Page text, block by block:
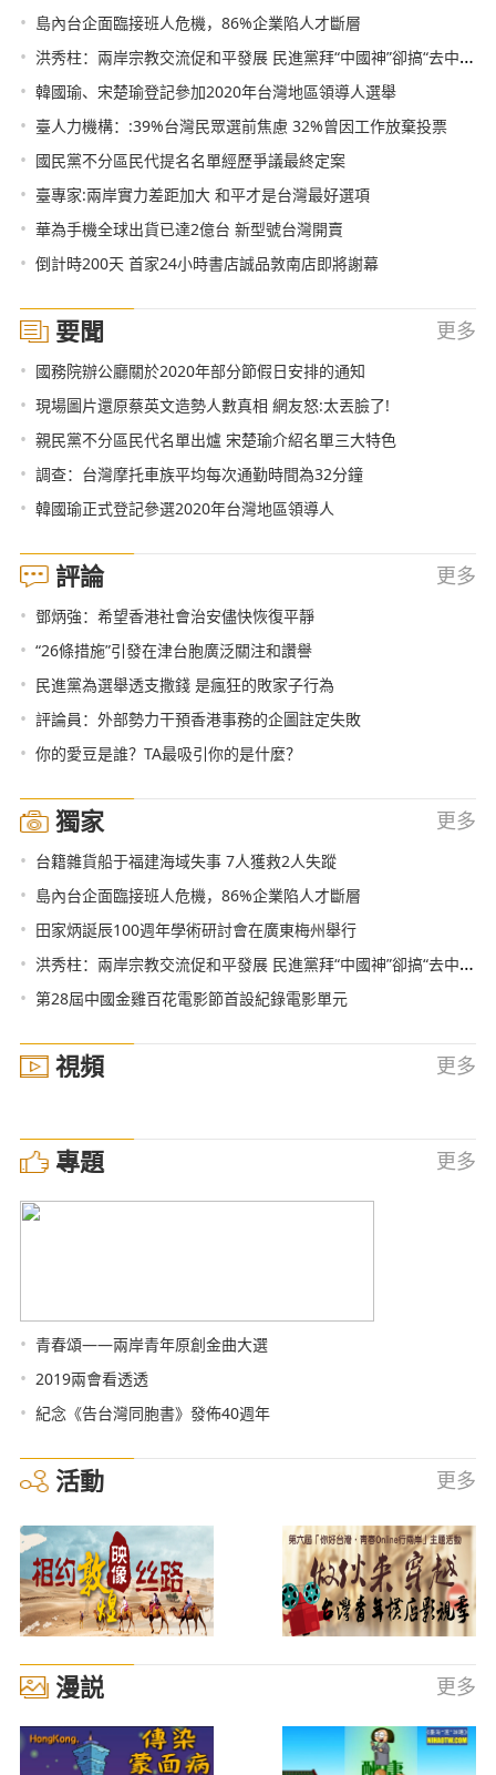
• 島內台企面臨接班人危機，86%企業陷人才斷層
• 洪秀柱：兩岸宗教交流促和平發展 民進黨拜“中國神”卻搞“去中國化”
• 韓國瑜、宋楚瑜登記參加2020年台灣地區領導人選舉
• 臺人力機構：:39%台灣民眾選前焦慮 32%曾因工作放棄投票
• 國民黨不分區民代提名名單經歷爭議最終定案
• 臺專家:兩岸實力差距加大 和平才是台灣最好選項
• 華為手機全球出貨已達2億台 新型號台灣開賣
• 倒計時200天 首家24小時書店誠品敦南店即將謝幕
要聞 更多
• 國務院辦公廳關於2020年部分節假日安排的通知
• 現場圖片還原蔡英文造勢人數真相 網友怒:太丟臉了!
• 親民黨不分區民代名單出爐 宋楚瑜介紹名單三大特色
• 調查：台灣摩托車族平均每次通勤時間為32分鐘
• 韓國瑜正式登記參選2020年台灣地區領導人
評論 更多
• 鄧炳強：希望香港社會治安儘快恢復平靜
• “26條措施”引發在津台胞廣泛關注和讚譽
• 民進黨為選舉透支撒錢 是瘋狂的敗家子行為
• 評論員：外部勢力干預香港事務的企圖註定失敗
• 你的愛豆是誰？TA最吸引你的是什麼？
獨家 更多
• 台籍雜貨船于福建海域失事 7人獲救2人失蹤
• 島內台企面臨接班人危機，86%企業陷人才斷層
• 田家炳誕辰100週年學術研討會在廣東梅州舉行
• 洪秀柱：兩岸宗教交流促和平發展 民進黨拜“中國神”卻搞“去中國化”
• 第28屆中國金雞百花電影節首設紀錄電影單元
視頻 更多
專題 更多
• 青春頌——兩岸青年原創金曲大選
• 2019兩會看透透
• 紀念《告台灣同胞書》發佈40週年
活動 更多
漫説 更多